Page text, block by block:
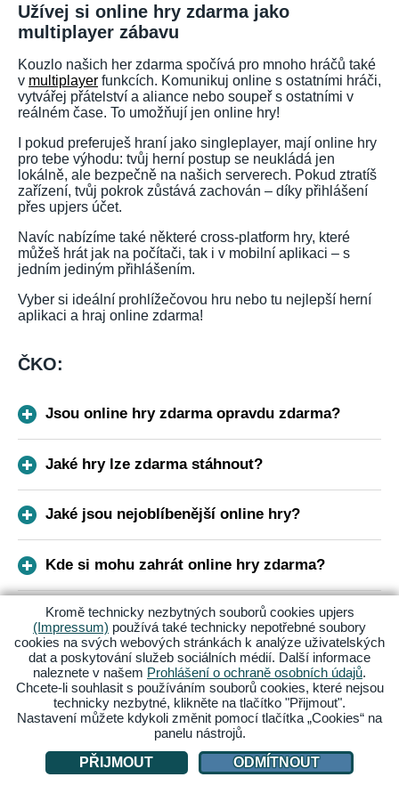
Užívej si online hry zdarma jako
multiplayer zábavu
Kouzlo našich her zdarma spočívá pro mnoho hráčů také
v multiplayer funkcích. Komunikuj online s ostatními hráči,
vytvářej přátelství a aliance nebo soupeř s ostatními v
reálném čase. To umožňují jen online hry!
I pokud preferuješ hraní jako singleplayer, mají online hry
pro tebe výhodu: tvůj herní postup se neukládá jen
lokálně, ale bezpečně na našich serverech. Pokud ztratíš
zařízení, tvůj pokrok zůstává zachován – díky přihlášení
přes upjers účet.
Navíc nabízíme také některé cross-platform hry, které
můžeš hrát jak na počítači, tak i v mobilní aplikaci – s
jedním jediným přihlášením.
Vyber si ideální prohlížečovou hru nebo tu nejlepší herní
aplikaci a hraj online zdarma!
ČKO:
Jsou online hry zdarma opravdu zdarma?
Jaké hry lze zdarma stáhnout?
Jaké jsou nejoblíbenější online hry?
Kde si mohu zahrát online hry zdarma?
Přihlas se k odběru našeho newsletteru
Získej vždy nejnovější zprávy o svých oblíbených hrách!
Přihlas se k odběru newsletteru a získej informace o
akcích a událostech pohodlně do své e-mailové schránky.
Kromě technicky nezbytných souborů cookies upjers
(Impressum) používá také technicky nepotřebné soubory
cookies na svých webových stránkách k analýze uživatelských
dat a poskytování služeb sociálních médií. Další informace
naleznete v našem Prohlášení o ochraně osobních údajů.
Chcete-li souhlasit s používáním souborů cookies, které nejsou
technicky nezbytné, klikněte na tlačítko "Přijmout".
Nastavení můžete kdykoli změnit pomocí tlačítka „Cookies“ na
panelu nástrojů.
PŘIJMOUT
ODMÍTNOUT